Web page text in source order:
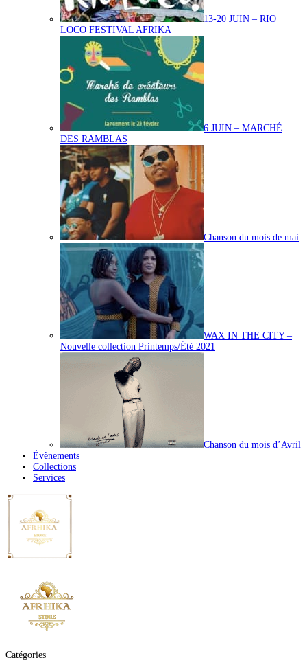
13-20 JUIN – RIO
LOCO FESTIVAL AFRIKA
6 JUIN – MARCHÉ
DES RAMBLAS
Chanson du mois de mai
WAX IN THE CITY –
Nouvelle collection Printemps/Été 2021
Chanson du mois d’Avril
Évènements
Collections
Services
Catégories